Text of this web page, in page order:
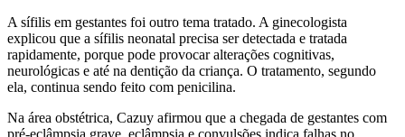
A sífilis em gestantes foi outro tema tratado. A ginecologista
explicou que a sífilis neonatal precisa ser detectada e tratada
rapidamente, porque pode provocar alterações cognitivas,
neurológicas e até na dentição da criança. O tratamento, segundo
ela, continua sendo feito com penicilina.
Na área obstétrica, Cazuy afirmou que a chegada de gestantes com
pré-eclâmpsia grave, eclâmpsia e convulsões indica falhas no